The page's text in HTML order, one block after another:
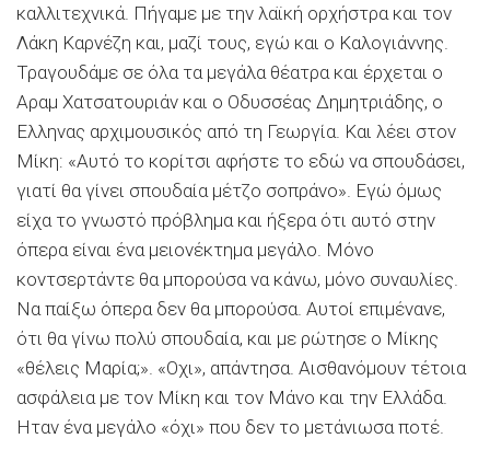
καλλιτεχνικά. Πήγαμε με την λαϊκή ορχήστρα και τον
Λάκη Καρνέζη και, μαζί τους, εγώ και ο Καλογιάννης.
Τραγουδάμε σε όλα τα μεγάλα θέατρα και έρχεται ο
Αραμ Χατσατουριάν και ο Οδυσσέας Δημητριάδης, ο
Ελληνας αρχιμουσικός από τη Γεωργία. Και λέει στον
Μίκη: «Αυτό το κορίτσι αφήστε το εδώ να σπουδάσει,
γιατί θα γίνει σπουδαία μέτζο σοπράνο». Εγώ όμως
είχα το γνωστό πρόβλημα και ήξερα ότι αυτό στην
όπερα είναι ένα μειονέκτημα μεγάλο. Μόνο
κοντσερτάντε θα μπορούσα να κάνω, μόνο συναυλίες.
Να παίξω όπερα δεν θα μπορούσα. Αυτοί επιμένανε,
ότι θα γίνω πολύ σπουδαία, και με ρώτησε ο Μίκης
«θέλεις Μαρία;». «Οχι», απάντησα. Αισθανόμουν τέτοια
ασφάλεια με τον Μίκη και τον Μάνο και την Ελλάδα.
Ηταν ένα μεγάλο «όχι» που δεν το μετάνιωσα ποτέ.